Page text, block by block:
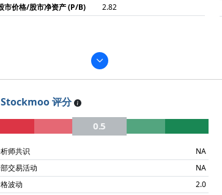
市价格/股市净资产 (P/B)
2.82
Stockmoo 评分
0.5
师共识
NA
交易活动
NA
波动
2.0